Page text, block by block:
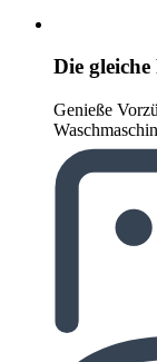
Die
Genieße